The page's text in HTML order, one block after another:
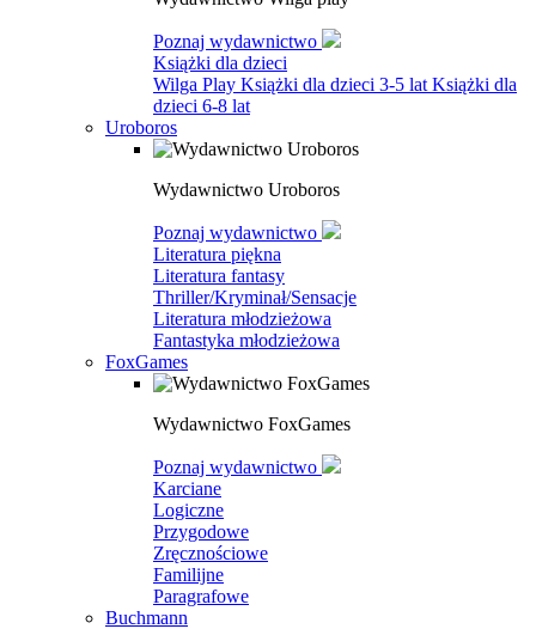
Poznaj wydawnictwo
Książki dla dzieci
Wilga Play Książki dla dzieci 3-5 lat Książki dla
dzieci 6-8 lat
Uroboros
Wydawnictwo Uroboros
Poznaj wydawnictwo
Literatura piękna
Literatura fantasy
Thriller/Kryminał/Sensacje
Literatura młodzieżowa
Fantastyka młodzieżowa
FoxGames
Wydawnictwo FoxGames
Poznaj wydawnictwo
Karciane
Logiczne
Przygodowe
Zręcznościowe
Familijne
Paragrafowe
Buchmann